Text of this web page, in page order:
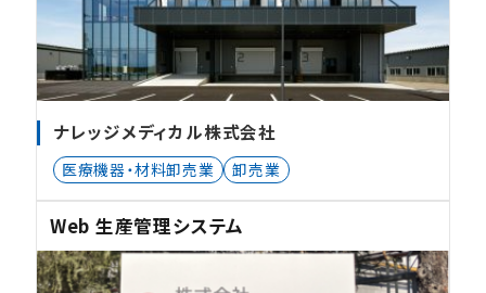
ナレッジメディカル株式会社
医療機器・材料卸売業 卸売業
Web 生産管理システム